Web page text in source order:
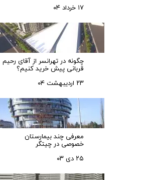
۱۷ خرداد ۰۴
چگونه در تهرانسر از آقای رحیم
قربانی پیش خرید کنیم؟
۲۳ اردیبهشت ۰۴
معرفی چند بیمارستان
خصوصی در چیتگر
۲۵ دی ۰۳